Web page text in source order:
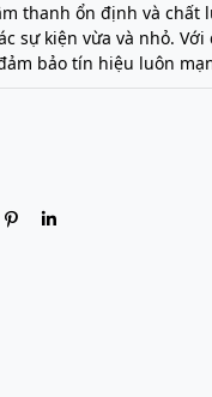
thanh ổn định và
sự kiện vừa và nhỏ.
bảo tín hiệu luôn